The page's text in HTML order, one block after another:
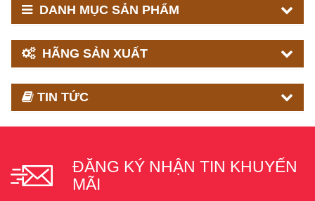
DANH MỤC SẢN PHẨM
HÃNG SẢN XUẤT
TIN TỨC
ĐĂNG KÝ NHẬN TIN KHUYẾN
MÃI